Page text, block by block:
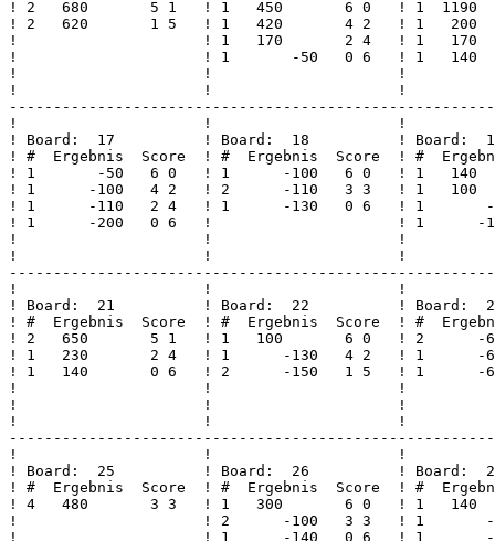
! 2   680       5 1   ! 1   450       6 0   ! 1
! 2   620       1 5   ! 1   420       4 2   ! 1
!                     ! 1   170       2 4   ! 1   170
!                     ! 1       -50   0 6   ! 1
!                     !                     !
!                     !                     !
!                     !                     !
! Board:  17          ! Board:  18          !
! #  Ergebnis  Score  ! #  Ergebnis  Score  ! #
! 1       -50   6 0   ! 1      -100   6 0   ! 1
! 1      -100   4 2   ! 2      -110   3 3   ! 1
! 1      -110   2 4   ! 1      -130   0 6   ! 1
! 1      -200   0 6   !                     ! 1
!                     !                     !
!                     !                     !
!                     !                     !
! Board:  21          ! Board:  22          !
! #  Ergebnis  Score  ! #  Ergebnis  Score  ! #
! 2   650       5 1   ! 1   100       6 0   ! 2      -
! 1   230       2 4   ! 1      -130   4 2   ! 1      -
! 1   140       0 6   ! 2      -150   1 5   ! 1      -
!                     !                     !
!                     !                     !
!                     !                     !
!                     !                     !
! Board:  25          ! Board:  26          !
! #  Ergebnis  Score  ! #  Ergebnis  Score  ! #
! 4   480       3 3   ! 1   300       6 0   ! 1
!                     ! 2      -100   3 3   ! 1       -
!                     ! 1      -140   0 6   ! 1       -